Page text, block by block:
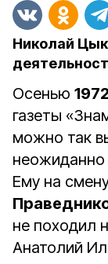
Николай
Осенью
газеты
можно так
неожиданно
Ему на
не походил
Анатолий